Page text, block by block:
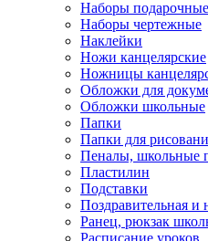
Наборы подарочные
Наборы чертежные
Наклейки
Ножи канцелярские
Ножницы
Обложки для
Обложки школьные
Папки
Папки для
Пеналы, школьные
Пластилин
Подставки
Поздравительная и
Ранец, рюкзак
Расписание уроков